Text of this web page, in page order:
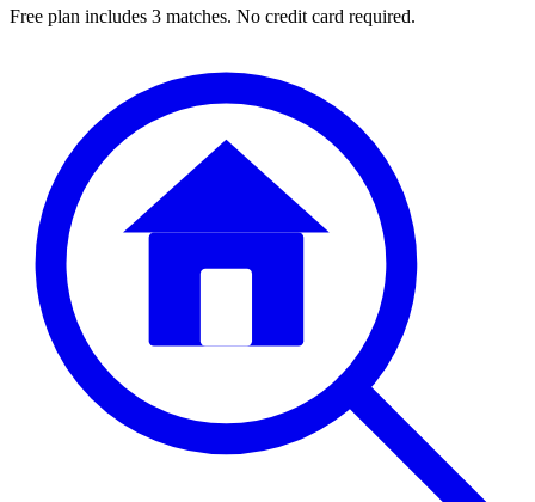
Free plan includes 3 matches. No credit card required.